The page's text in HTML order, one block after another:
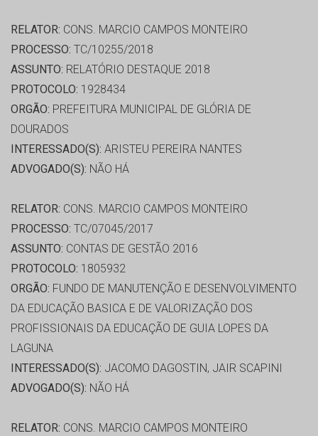
RELATOR: CONS. MARCIO CAMPOS MONTEIRO
PROCESSO: TC/10255/2018
ASSUNTO: RELATÓRIO DESTAQUE 2018
PROTOCOLO: 1928434
ORGÃO: PREFEITURA MUNICIPAL DE GLÓRIA DE
DOURADOS
INTERESSADO(S): ARISTEU PEREIRA NANTES
ADVOGADO(S): NÃO HÁ
RELATOR: CONS. MARCIO CAMPOS MONTEIRO
PROCESSO: TC/07045/2017
ASSUNTO: CONTAS DE GESTÃO 2016
PROTOCOLO: 1805932
ORGÃO: FUNDO DE MANUTENÇÃO E DESENVOLVIMENTO
DA EDUCAÇÃO BASICA E DE VALORIZAÇÃO DOS
PROFISSIONAIS DA EDUCAÇÃO DE GUIA LOPES DA
LAGUNA
INTERESSADO(S): JACOMO DAGOSTIN, JAIR SCAPINI
ADVOGADO(S): NÃO HÁ
RELATOR: CONS. MARCIO CAMPOS MONTEIRO